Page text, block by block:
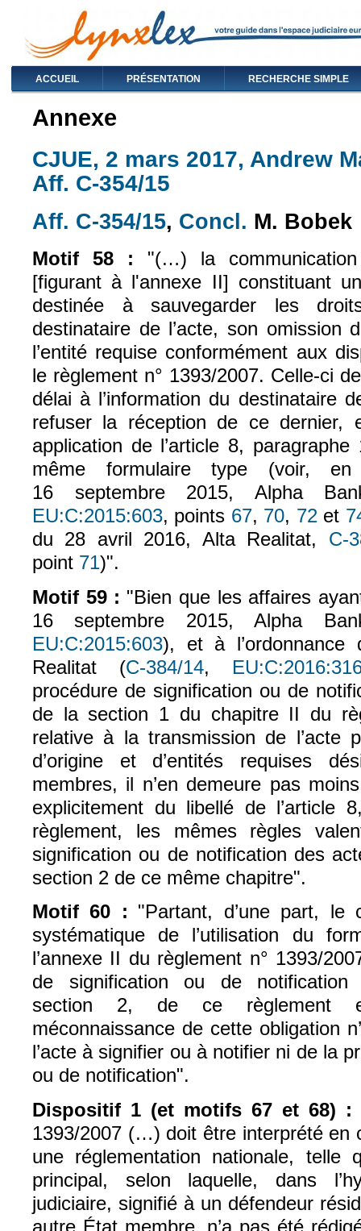
ACCUEIL PRÉSENTATION RECHERCHE SIMPLE
Annexe
CJUE, 2 mars 2017, Andrew
Aff. C-354/15
Aff. C-354/15 (le lien est externe)
, Concl. (le lien est
M. Bobek
Motif 58 : "(…) la
[figurant à l'annexe II] constituant
destinée à sauvegarder les
destinataire de l’acte, son omission
l’entité requise conformément aux
le règlement n° 1393/2007. Celle-ci
délai à l’information du destinataire
refuser la réception de ce dernier,
application de l’article 8,
même formulaire type (voir,
16 septembre 2015, Alpha
EU:C:2015:603 (le lien est externe)
, points 67 (le lien est externe)
, 70 (le lien est
, 72 (le lien
et
du 28 avril 2016, Alta Realitat,
point 71(le lien est externe)
)".
Motif 59 : "Bien que les affaires
16 septembre 2015, Alpha
EU:C:2015:603(le lien est externe)
), et à
Realitat (C‑384/14 (le lien est externe)
,
procédure de signification ou de
de la section 1 du chapitre II du
relative à la transmission de l’acte
d’origine et d’entités requises
membres, il n’en demeure pas
explicitement du libellé de l’article
règlement, les mêmes règles
signification ou de notification des
section 2 de ce même chapitre".
Motif 60 : "Partant, d’une part, le
systématique de l’utilisation du
l’annexe II du règlement n° 1393/
de signification ou de
section 2, de ce règlement
méconnaissance de cette obligation
l’acte à signifier ou à notifier ni de la
ou de notification".
Dispositif 1 (et motifs 67 et 68) :
1393/2007 (…) doit être interprété en
une réglementation nationale, telle
principal, selon laquelle, dans
judiciaire, signifié à un défendeur
autre État membre, n’a pas été